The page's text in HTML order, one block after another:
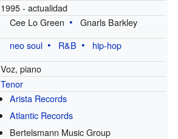
1995 - actualidad
Cee Lo Green Gnarls Barkley
neo soul R&B hip-hop
Voz, piano
Tenor
Arista Records
Atlantic Records
Bertelsmann Music Group